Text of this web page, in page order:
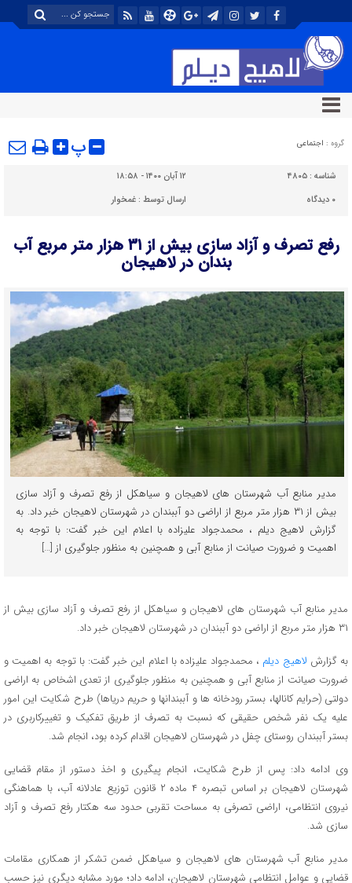
گروه : اجتماعی پ
شناسه : ۴۸۰۵
۱۲ آبان ۱۴۰۰ - ۱۸:۵۸
۰ دیدگاه ارسال توسط :غمخوار
رفع تصرف و آزاد سازی بیش از ۳۱ هزار متر مربع آب
بندان در لاهیجان
مدیر منابع آب شهرستان های لاهیجان و سیاهکل از رفع تصرف و آزاد سازی
بیش از ۳۱ هزار متر مربع از اراضی دو آببندان در شهرستان لاهیجان خبر داد. به
گزارش لاهیج دیلم ، محمدجواد علیزاده با اعلام این خبر گفت: با توجه به
اهمیت و ضرورت صیانت از منابع آبی و همچنین به منظور جلوگیری از […]
مدیر منابع آب شهرستان های لاهیجان و سیاهکل از رفع تصرف و آزاد سازی بیش از
۳۱ هزار متر مربع از اراضی دو آببندان در شهرستان لاهیجان خبر داد.
به گزارش لاهیج دیلم ، محمدجواد علیزاده با اعلام این خبر گفت: با توجه به اهمیت و
ضرورت صیانت از منابع آبی و همچنین به منظور جلوگیری از تعدی اشخاص به اراضی
دولتی (حرایم کانالها، بستر رودخانه ها و آببندانها و حریم دریاها) طرح شکایت این امور
علیه یک نفر شخص حقیقی که نسبت به تصرف از طریق تفکیک و تغییرکاربری در
بستر آببندان روستای چفل در شهرستان لاهیجان اقدام کرده بود، انجام شد.
وی ادامه داد: پس از طرح شکایت، انجام پیگیری و اخذ دستور از مقام قضایی
شهرستان لاهیجان بر اساس تبصره ۴ ماده ۲ قانون توزیع عادلانه آب، با هماهنگی
نیروی انتظامی، اراضی تصرفی به مساحت تقربی حدود سه هکتار رفع تصرف و آزاد
سازی شد.
مدیر منابع آب شهرستان های لاهیجان و سیاهکل ضمن تشکر از همکاری مقامات
قضایی و عوامل انتظامی شهرستان لاهیجان، ادامه داد؛ مورد مشابه دیگری نیز حسب